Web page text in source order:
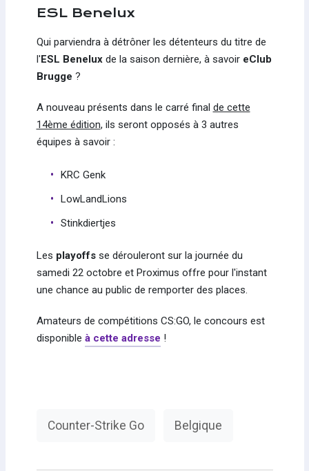
ESL Benelux
Qui parviendra à détrôner les détenteurs du titre de
l'ESL Benelux de la saison dernière, à savoir eClub
Brugge ?
A nouveau présents dans le carré final de cette
14ème édition, ils seront opposés à 3 autres
équipes à savoir :
KRC Genk
LowLandLions
Stinkdiertjes
Les playoffsse dérouleront sur la journée du
samedi 22 octobre et Proximus offre pour l'instant
une chance au public de remporter des places.
Amateurs de compétitions CS:GO, le concours est
disponible à cette adresse !
Counter-Strike Go Belgique